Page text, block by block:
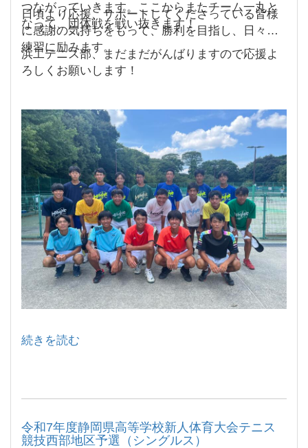
つながっていきます。ここからまたチーム一丸と
なって、団体戦を戦い抜きます！
日頃より応援、サポートしてくださっている皆様
に感謝の気持ちをもって、勝利を目指し、日々の
練習に励みます。
浜工テニス部、まだまだがんばりますので応援よ
ろしくお願いします！
続きを読む
令和7年度静岡県高等学校新人体育大会テニス
競技西部地区予選（シングルス）